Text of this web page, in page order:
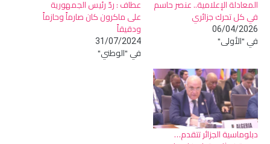
المعادلة الإعلامية.. عنصر حاسم
في كل تحرك جزائري
06/04/2026
في "الأولى"
عطاف : ردّ رئيس الجمهورية
على ماكرون كان صارماً وحازماً
ودقيقاً
31/07/2024
في "الوطني"
دبلوماسية الجزائر تتقدم…